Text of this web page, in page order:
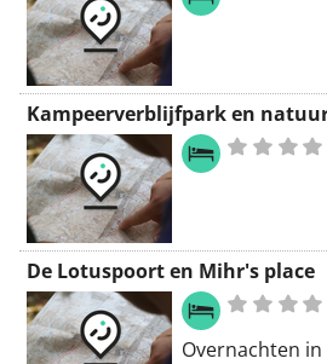
wordt je
Kampeerverblijfpark en
De Lotuspoort en Mihr's place
Overnachten